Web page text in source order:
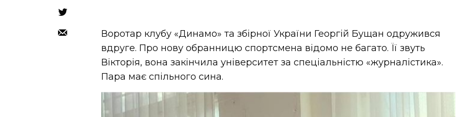
Воротар клубу «Динамо» та збірної України Георгій Бущан одружився
вдруге. Про нову обранницю спортсмена відомо не багато. Її звуть
Вікторія, вона закінчила університет за спеціальністю «журналістика».
Пара має спільного сина.